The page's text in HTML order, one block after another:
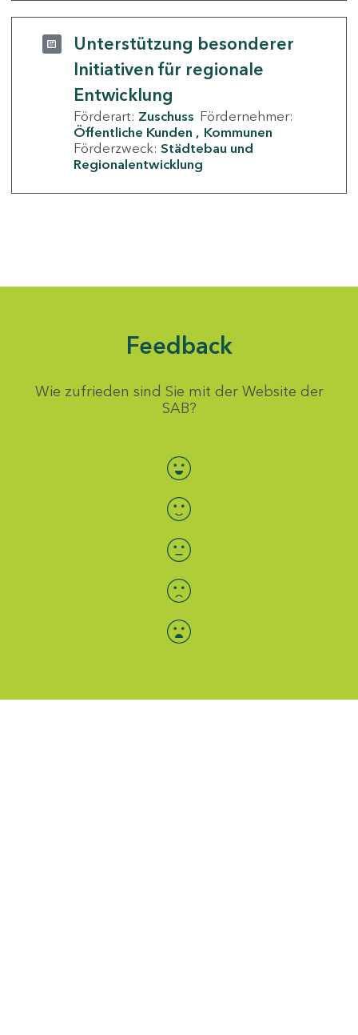
Unterstützung besonderer
Initiativen für regionale
Entwicklung
Förderart: Zuschuss Fördernehmer:
Öffentliche Kunden
Kommunen
Förderzweck: Städtebau und
Regionalentwicklung
Feedback
Wie zufrieden sind Sie mit der Website der
SAB?
Bewertung auswählen